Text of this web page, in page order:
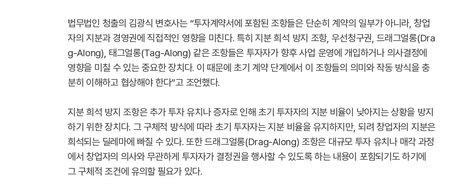
법무법인 청출의 김광식 변호사는 “투자계약서에 포함된 조항들은 단순히 계약의 일부가 아니라, 창업
자의 지분과 경영권에 직접적인 영향을 미친다. 특히 지분 희석 방지 조항, 우선청구권, 드래그얼롱(Dra
g-Along), 태그얼롱(Tag-Along) 같은 조항들은 투자자가 향후 사업 운영에 개입하거나 의사결정에
영향을 미칠 수 있는 중요한 장치다. 이 때문에 초기 계약 단계에서 이 조항들의 의미와 작동 방식을 충
분히 이해하고 협상해야 한다”고 조언했다.
지분 희석 방지 조항은 추가 투자 유치나 증자로 인해 초기 투자자의 지분 비율이 낮아지는 상황을 방지
하기 위한 장치다. 그 구체적 방식에 따라 초기 투자자는 지분 비율을 유지하지만, 되려 창업자의 지분은
희석되는 딜레마에 빠질 수 있다. 또한 드래그얼롱(Drag-Along) 조항은 대규모 투자 유치나 매각 과정
에서 창업자의 의사와 무관하게 투자자가 결정권을 행사할 수 있도록 하는 내용이 포함되기도 하기에
그 구체적 조건에 유의할 필요가 있다.